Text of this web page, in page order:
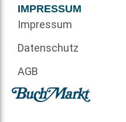
IMPRESSUM
Impressum
Datenschutz
AGB